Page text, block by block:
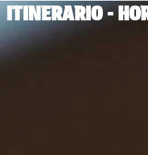
ITINERARIO -